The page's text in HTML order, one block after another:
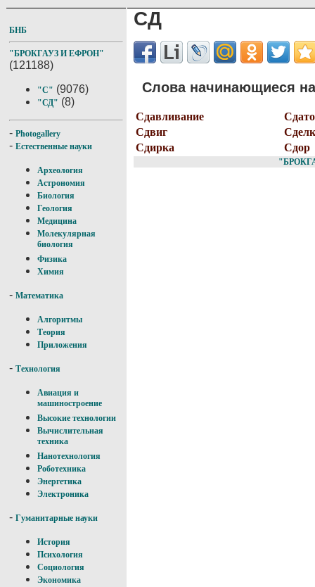
БНБ
"БРОКГАУЗ И ЕФРОН"
(121188)
"С" (9076)
"СД" (8)
- Photogallery
- Естественные науки
Археология
Астрономия
Биология
Геология
Медицина
Молекулярная
биология
Физика
Химия
- Математика
Алгоритмы
Теория
Приложения
- Технология
Авиация и
машиностроение
Высокие технологии
Вычислительная
техника
Нанотехнология
Роботехника
Энергетика
Электроника
- Гуманитарные науки
История
Психология
Социология
Экономика
СД
Слова начинающиеся
Сдавливание
Сдвиг
Сдирка
Сдор